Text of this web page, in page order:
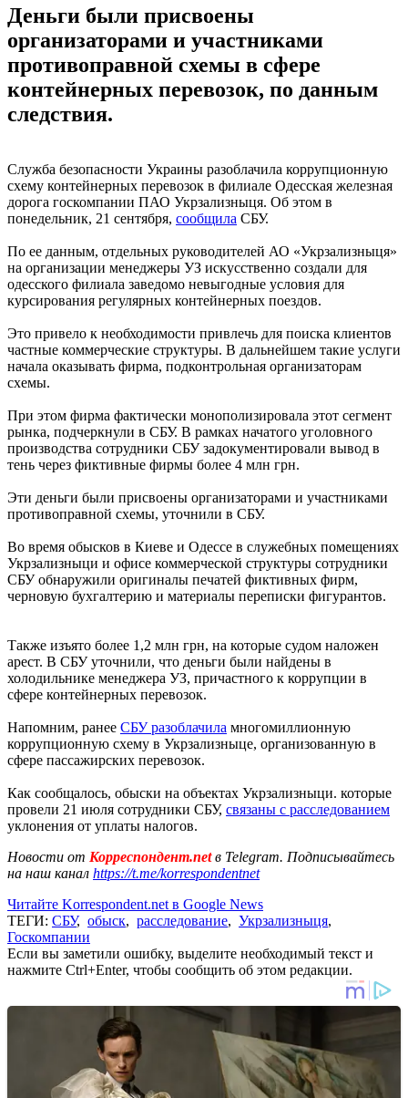
Деньги были присвоены
организаторами и участниками
противоправной схемы в сфере
контейнерных перевозок, по данным
следствия.
Служба безопасности Украины разоблачила коррупционную
схему контейнерных перевозок в филиале Одесская железная
дорога госкомпании ПАО Укрзализныця. Об этом в
понедельник, 21 сентября, сообщила СБУ.
По ее данным, отдельных руководителей АО «Укрзализныця»
на организации менеджеры УЗ искусственно создали для
одесского филиала заведомо невыгодные условия для
курсирования регулярных контейнерных поездов.
Это привело к необходимости привлечь для поиска клиентов
частные коммерческие структуры. В дальнейшем такие услуги
начала оказывать фирма, подконтрольная организаторам
схемы.
При этом фирма фактически монополизировала этот сегмент
рынка, подчеркнули в СБУ. В рамках начатого уголовного
производства сотрудники СБУ задокументировали вывод в
тень через фиктивные фирмы более 4 млн грн.
Эти деньги были присвоены организаторами и участниками
противоправной схемы, уточнили в СБУ.
Во время обысков в Киеве и Одессе в служебных помещениях
Укрзализныци и офисе коммерческой структуры сотрудники
СБУ обнаружили оригиналы печатей фиктивных фирм,
черновую бухгалтерию и материалы переписки фигурантов.
Также изъято более 1,2 млн грн, на которые судом наложен
арест. В СБУ уточнили, что деньги были найдены в
холодильнике менеджера УЗ, причастного к коррупции в
сфере контейнерных перевозок.
Напомним, ранее СБУ разоблачила многомиллионную
коррупционную схему в Укрзализныце, организованную в
сфере пассажирских перевозок.
Как сообщалось, обыски на объектах Укрзализныци. которые
провели 21 июля сотрудники СБУ, связаны с расследованием
уклонения от уплаты налогов.
Новости от Корреспондент.netв Telegram. Подписывайтесь
на наш канал https://t.me/korrespondentnet
Читайте Korrespondent.net в Google News
ТЕГИ: СБУ, обыск, расследование, Укрзализныця,
Госкомпании
Если вы заметили ошибку, выделите необходимый текст и
нажмите Ctrl+Enter, чтобы сообщить об этом редакции.